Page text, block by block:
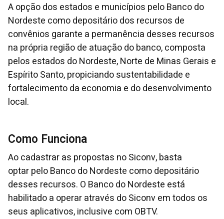
A opção dos estados e municípios pelo Banco do
Nordeste como depositário dos recursos de
convênios garante a permanência desses recursos
na própria região de atuação do banco, composta
pelos estados do Nordeste, Norte de Minas Gerais e
Espírito Santo, propiciando sustentabilidade e
fortalecimento da economia e do desenvolvimento
local.
Como Funciona
Ao cadastrar as propostas no Siconv, basta
optar pelo Banco do Nordeste como depositário
desses recursos. O Banco do Nordeste está
habilitado a operar através do Siconv em todos os
seus aplicativos, inclusive com OBTV.